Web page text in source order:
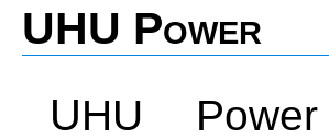
UHU Power
UHU Power - Diesen Kleber verwende ich